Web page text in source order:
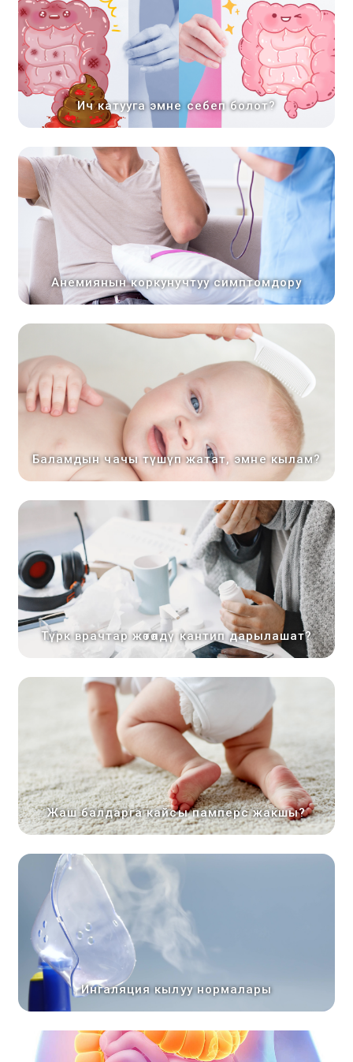
Ич катууга эмне себеп болот?
Анемиянын коркунучтуу симптомдору
Баламдын чачы түшүп жатат, эмне кылам?
Түрк врачтар жөтөлдү кантип дарылашат?
Жаш балдарга кайсы памперс жакшы?
Ингаляция кылуу нормалары